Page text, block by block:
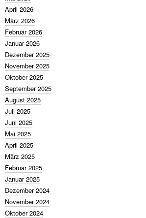
April 2026
März 2026
Februar 2026
Januar 2026
Dezember 2025
November 2025
Oktober 2025
September 2025
August 2025
Juli 2025
Juni 2025
Mai 2025
April 2025
März 2025
Februar 2025
Januar 2025
Dezember 2024
November 2024
Oktober 2024